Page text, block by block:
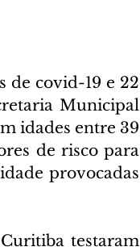
de covid-19 e 22
Municipal
idades entre 39
de risco para
provocadas
testaram